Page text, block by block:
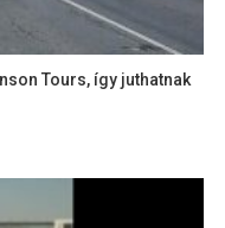
Tours, így juthatnak